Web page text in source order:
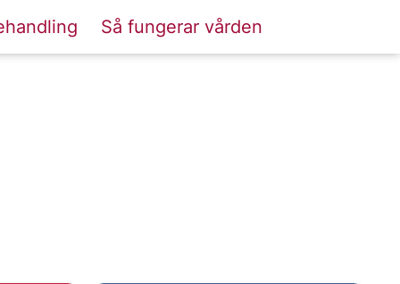
Så fungerar vården